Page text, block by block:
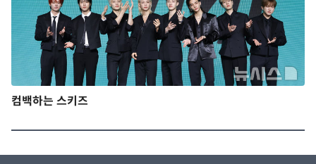
컴백하는 스키즈